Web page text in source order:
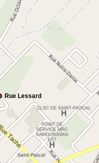
Rue Lessard